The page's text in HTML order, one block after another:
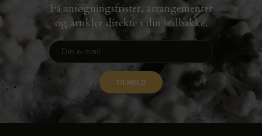
Få ansøgningsfrister, arrangementer
og artikler direkte i din indbakke.